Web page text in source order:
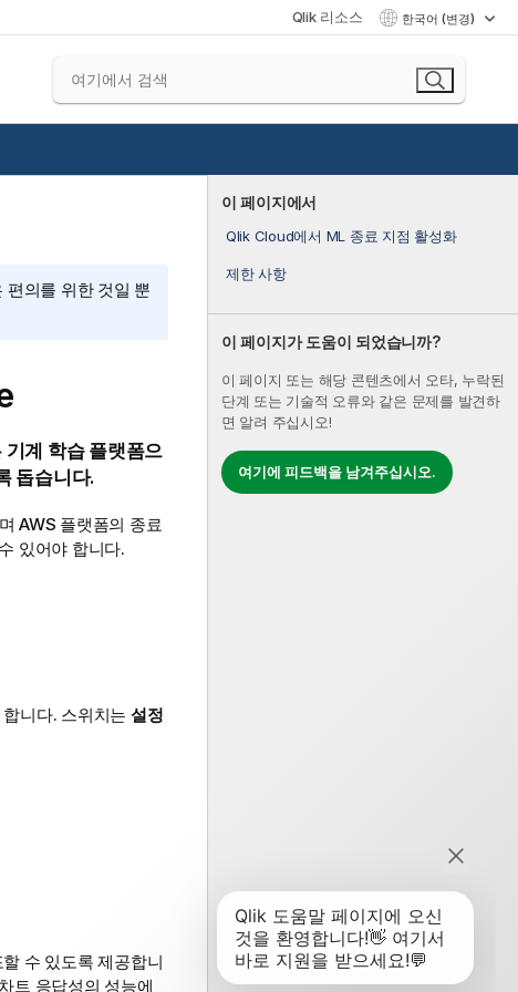
Qlik 리소스 한국어 (변경)
이 페이지에서
Qlik Cloud에서 ML 종료 지점 활성화
제한 사항
이 페이지가 도움이 되었습니까?
이 페이지 또는 해당 콘텐츠에서 오타, 누락된
단계 또는 기술적 오류와 같은 문제를 발견하
면 알려 주십시오!
여기에 피드백을 남겨주십시오.
편의를 위한 것일 뿐
계 학습 플랫폼으
돕습니다.
AWS 플랫폼의 종료
있어야 합니다.
니다. 스위치는 설정
수 있도록 제공합니
차트 응답성의 성능에